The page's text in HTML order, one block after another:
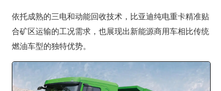
依托成熟的三电和动能回收技术，比亚迪纯电重卡精准贴
合矿区运输的工况需求，也展现出新能源商用车相比传统
燃油车型的独特优势。